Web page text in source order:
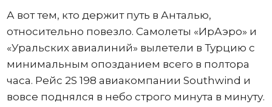
А вот тем, кто держит путь в Анталью,
относительно повезло. Самолеты «ИрАэро» и
«Уральских авиалиний» вылетели в Турцию с
минимальным опозданием всего в полтора
часа. Рейс 2S 198 авиакомпании Southwind и
вовсе поднялся в небо строго минута в минуту.